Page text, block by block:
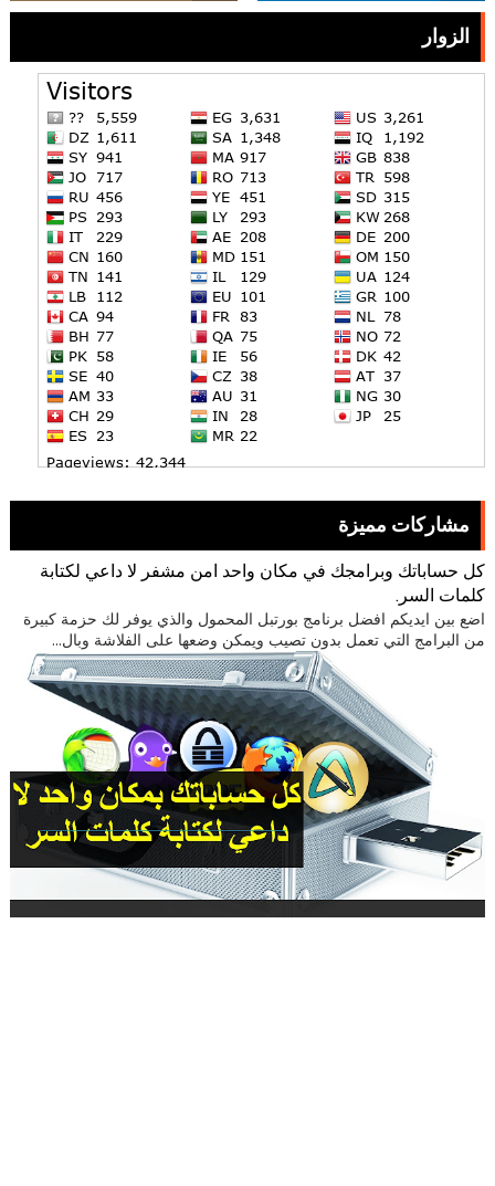
الزوار
مشاركات مميزة
كل حساباتك وبرامجك في مكان واحد امن مشفر لا داعي لكتابة
كلمات السر.
اضع بين ايديكم افضل برنامج بورتبل المحمول والذي يوفر لك حزمة كبيرة
من البرامج التي تعمل بدون تصيب ويمكن وضعها على الفلاشة وبال...